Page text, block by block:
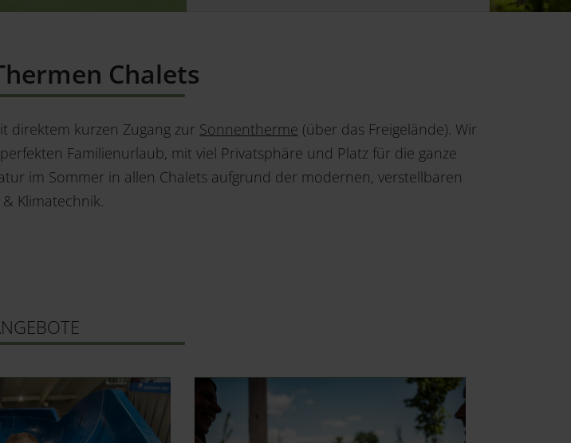
Chalets
direktem kurzen Zugang zur Sonnentherme (über das Freigelände). Wir
Familienurlaub, mit viel Privatsphäre und Platz für die ganze
im Sommer in allen Chalets aufgrund der modernen, verstellbaren
& Klimatechnik.